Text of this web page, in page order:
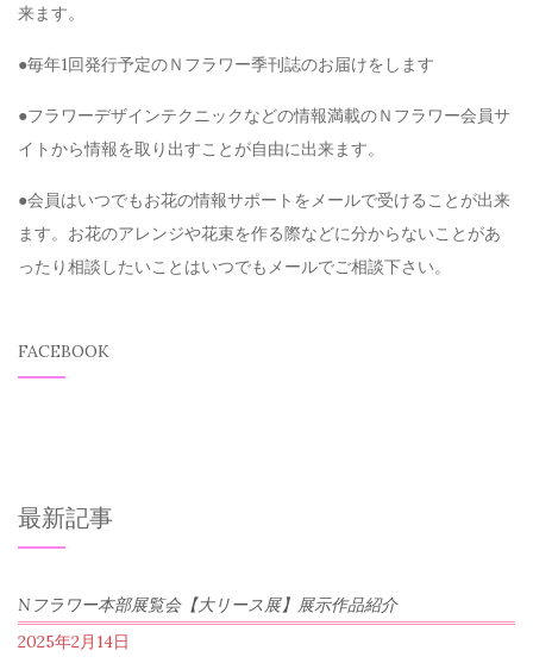
来ます。
●毎年1回発行予定のＮフラワー季刊誌のお届けをします
●フラワーデザインテクニックなどの情報満載のＮフラワー会員サ
イトから情報を取り出すことが自由に出来ます。
●会員はいつでもお花の情報サポートをメールで受けることが出来
ます。お花のアレンジや花束を作る際などに分からないことがあ
ったり相談したいことはいつでもメールでご相談下さい。
FACEBOOK
最新記事
Nフラワー本部展覧会【大リース展】展示作品紹介
2025年2月14日